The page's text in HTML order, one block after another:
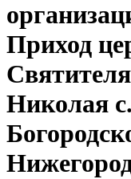
Приход
Николая